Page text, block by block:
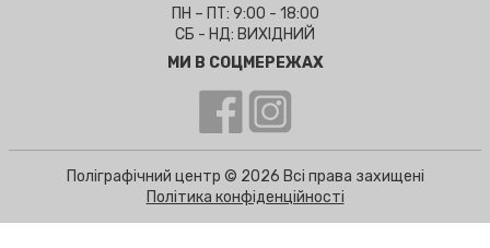
ПН – ПТ: 9:00 - 18:00
СБ - НД: ВИХІДНИЙ
МИ В СОЦМЕРЕЖАХ
Поліграфічний центр © 2026 Всі права захищені
Політика конфіденційності